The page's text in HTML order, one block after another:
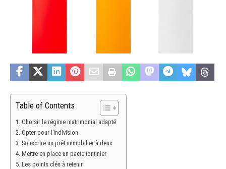
Table of Contents
Choisir le régime matrimonial adapté
Opter pour l’indivision
Souscrire un prêt immobilier à deux
Mettre en place un pacte tontinier
Les points clés à retenir